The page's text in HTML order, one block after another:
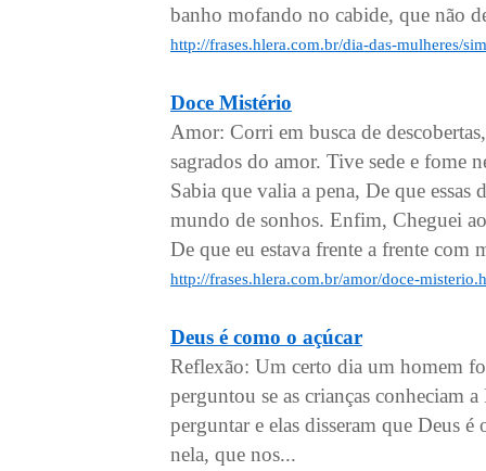
banho mofando no cabide, que não
http://frases.hlera.com.br/dia-das-mulheres/
Doce Mistério
Amor: Corri em busca de
sagrados do amor. Tive sede e fome
Sabia que valia a pena, De que
mundo de sonhos. Enfim, Cheguei
De que eu estava frente a frente com
http://frases.hlera.com.br/amor/doce-
Deus é como o açúcar
Reflexão: Um certo dia um homem
perguntou se as crianças conheciam
perguntar e elas disseram que Deus
nela, que nos...